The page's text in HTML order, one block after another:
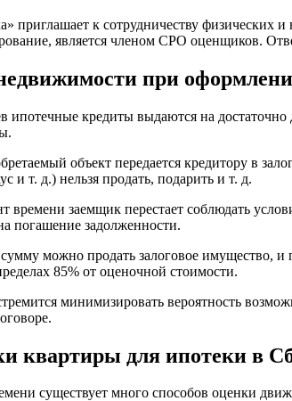
к сотрудничеству физических и
является членом СРО оценщиков.
при
ипотечные кредиты выдаются на
объект передается кредитору в
и т. д.) нельзя продать, подарить и т. д.
времени заемщик перестает соблюдать
погашение задолженности.
можно продать залоговое имущество,
85% от оценочной стоимости.
минимизировать вероятность
квартиры для ипотеки в
существует много способов оценки